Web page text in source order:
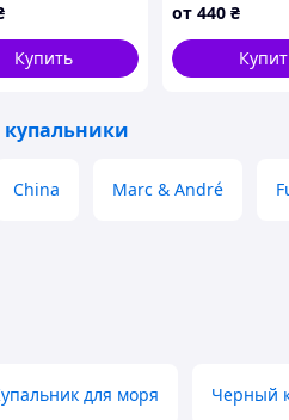
Купить
голубой 44 46
УКР размеры
от 440 ₴
China Marc & André
для моря Черный